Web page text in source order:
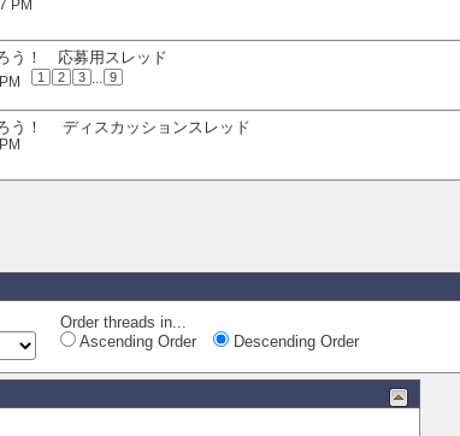
PM
う！ 応募用スレッド
1 2 3 ... 9
う！ ディスカッションスレッド
Order threads in...
Ascending Order
Descending Order